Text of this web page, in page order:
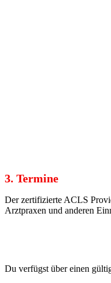
3. Termine
Der zertifizierte ACLS
Arztpraxen und anderen
Du verfügst über einen